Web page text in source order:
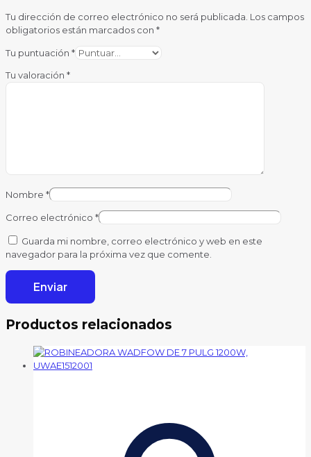
Tu dirección de correo electrónico no será publicada. Los campos
obligatorios están marcados con *
Tu puntuación *
Tu valoración *
Nombre *
Correo electrónico *
Guarda mi nombre, correo electrónico y web en este
navegador para la próxima vez que comente.
Productos relacionados